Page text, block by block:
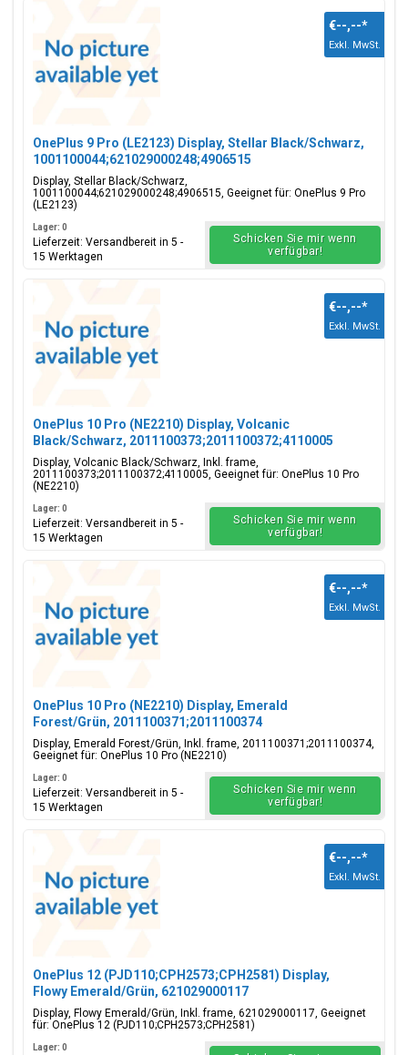
OnePlus 9 Pro (LE2123) Display, Stellar Black/Schwarz,
1001100044;621029000248;4906515
Display, Stellar Black/Schwarz,
1001100044;621029000248;4906515, Geeignet für: OnePlus 9 Pro
(LE2123)
€--,--*
Exkl. MwSt.
Lager: 0
Lieferzeit: Versandbereit in 5 -
15 Werktagen
Schicken Sie mir wenn
verfügbar!
OnePlus 10 Pro (NE2210) Display, Volcanic
Black/Schwarz, 2011100373;2011100372;4110005
Display, Volcanic Black/Schwarz, Inkl. frame,
2011100373;2011100372;4110005, Geeignet für: OnePlus 10 Pro
(NE2210)
€--,--*
Exkl. MwSt.
Lager: 0
Lieferzeit: Versandbereit in 5 -
15 Werktagen
Schicken Sie mir wenn
verfügbar!
OnePlus 10 Pro (NE2210) Display, Emerald
Forest/Grün, 2011100371;2011100374
Display, Emerald Forest/Grün, Inkl. frame, 2011100371;2011100374,
Geeignet für: OnePlus 10 Pro (NE2210)
€--,--*
Exkl. MwSt.
Lager: 0
Lieferzeit: Versandbereit in 5 -
15 Werktagen
Schicken Sie mir wenn
verfügbar!
OnePlus 12 (PJD110;CPH2573;CPH2581) Display,
Flowy Emerald/Grün, 621029000117
Display, Flowy Emerald/Grün, Inkl. frame, 621029000117, Geeignet
für: OnePlus 12 (PJD110;CPH2573;CPH2581)
€--,--*
Exkl. MwSt.
Lager: 0